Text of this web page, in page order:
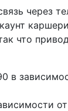
через
что
в